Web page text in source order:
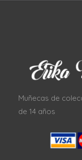
Muñecas de
de 14 años